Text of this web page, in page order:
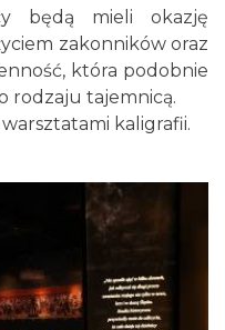
będą mieli okazję
zakonników oraz
która podobnie
rodzaju tajemnicą.
kaligrafii.